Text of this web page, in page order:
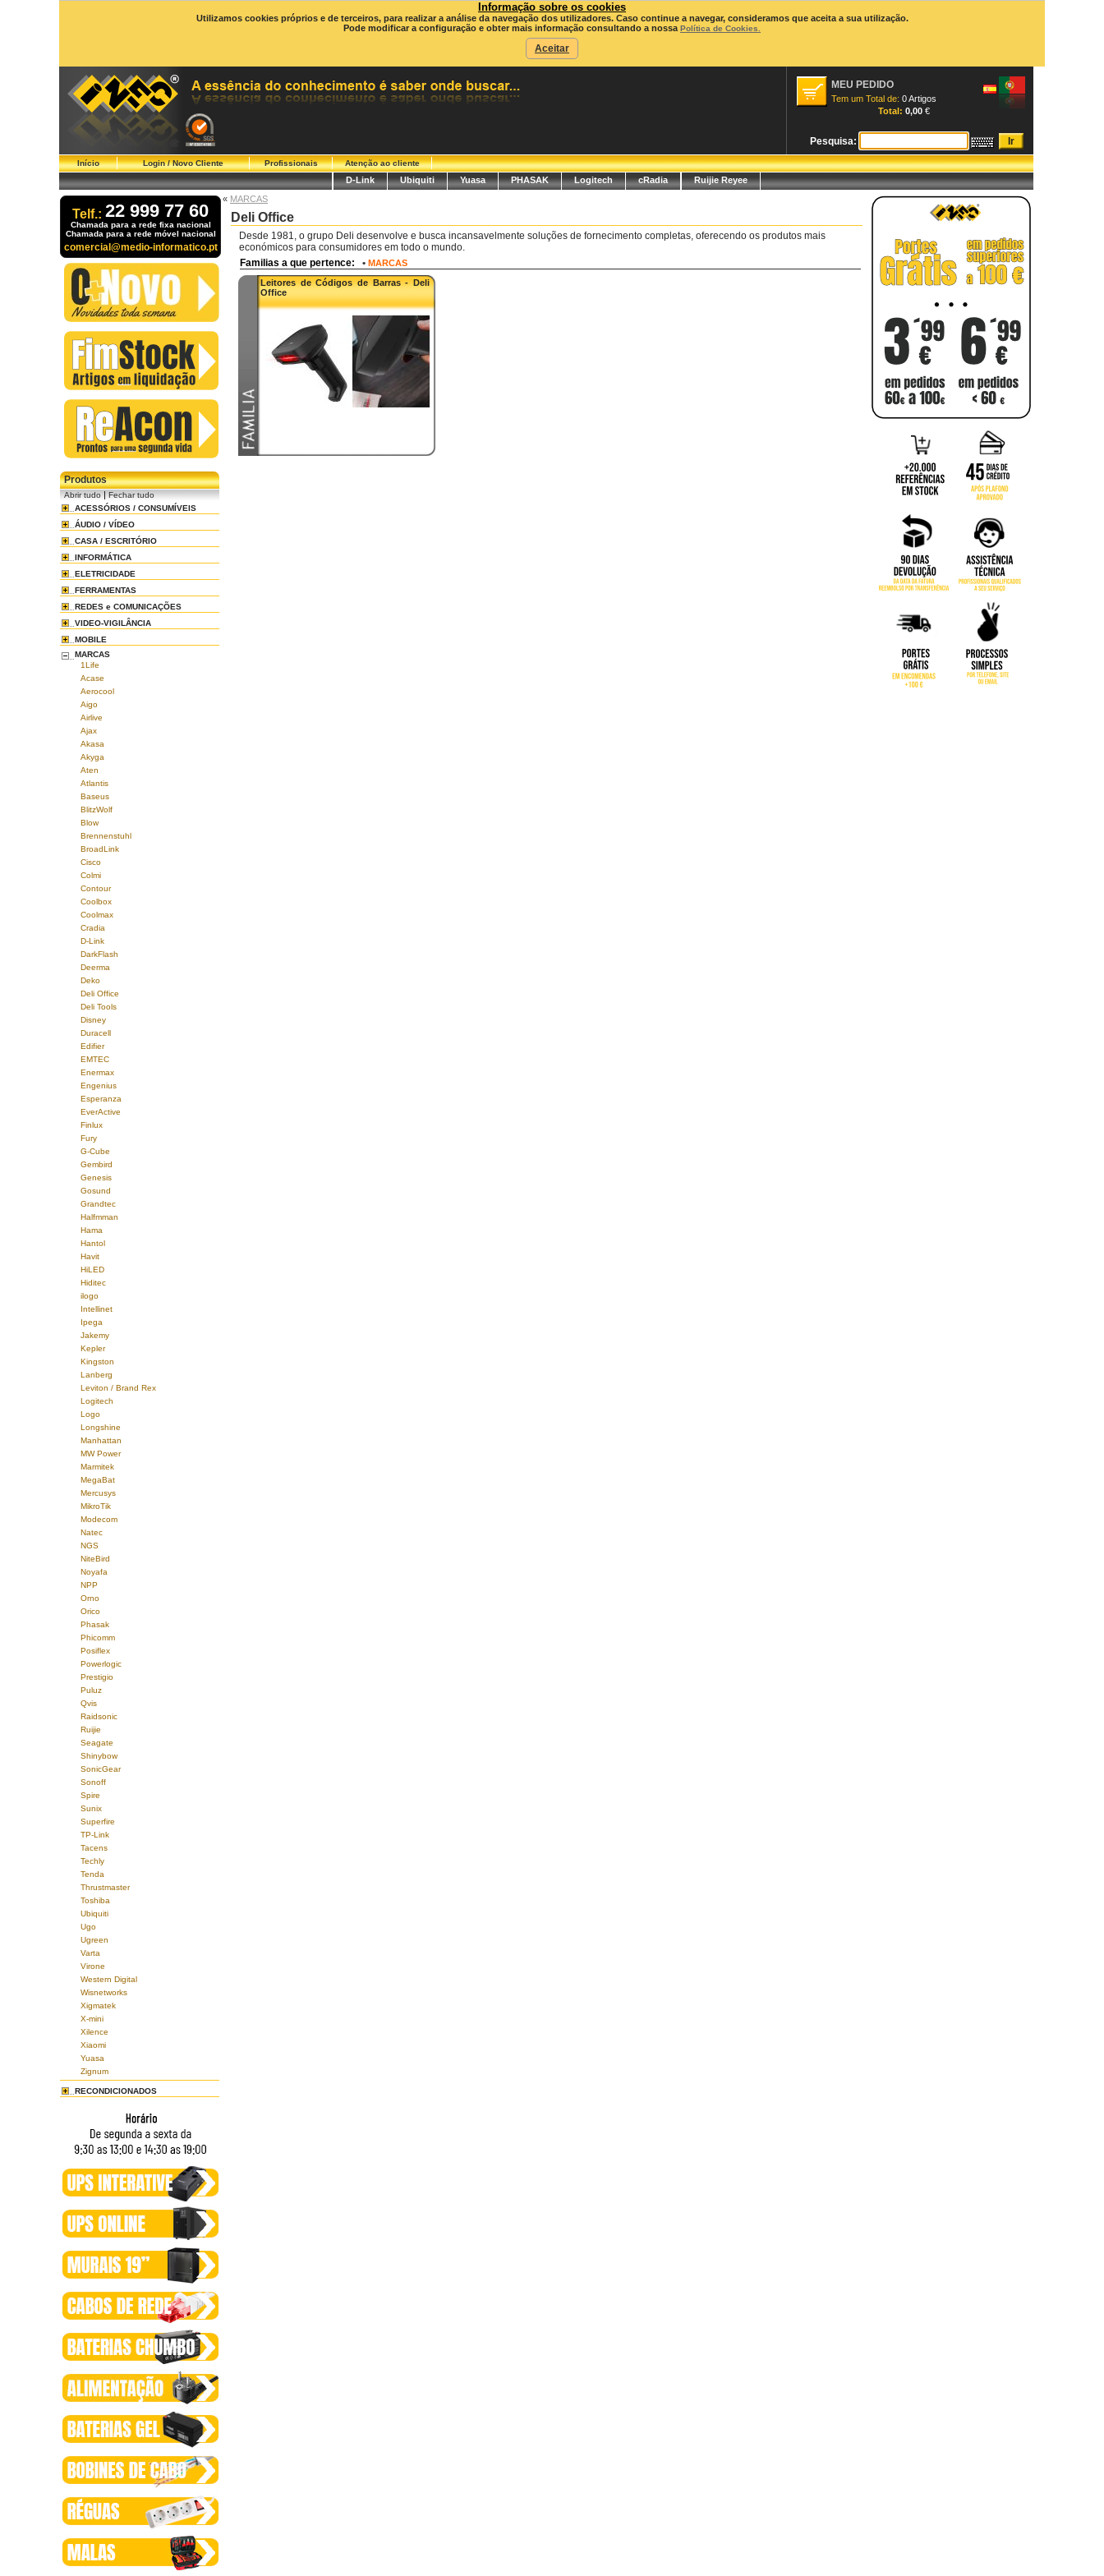
Informação sobre os cookies
Utilizamos cookies próprios e de terceiros, para realizar a análise da navegação dos utilizadores. Caso continue a navegar, consideramos que aceita a sua utilização.
Pode modificar a configuração e obter mais informação consultando a nossa Política de Cookies.
Aceitar
MEU PEDIDO
Tem um Total de: 0 Artigos
Total: 0,00 €
Pesquisa:
Início Login / Novo Cliente Profissionais Atenção ao cliente
D-Link Ubiquiti Yuasa PHASAK Logitech cRadia Ruijie Reyee
Telf.: 22 999 77 60
Chamada para a rede fixa nacional
Chamada para a rede móvel nacional
comercial@medio-informatico.pt
Produtos
Abrir tudo|Fechar tudo
ACESSÓRIOS / CONSUMÍVEIS
ÁUDIO / VÍDEO
CASA / ESCRITÓRIO
INFORMÁTICA
ELETRICIDADE
FERRAMENTAS
REDES e COMUNICAÇÕES
VIDEO-VIGILÂNCIA
MOBILE
MARCAS
1Life
Acase
Aerocool
Aigo
Airlive
Ajax
Akasa
Akyga
Aten
Atlantis
Baseus
BlitzWolf
Blow
Brennenstuhl
BroadLink
Cisco
Colmi
Contour
Coolbox
Coolmax
Cradia
D-Link
DarkFlash
Deerma
Deko
Deli Office
Deli Tools
Disney
Duracell
Edifier
EMTEC
Enermax
Engenius
Esperanza
EverActive
Finlux
Fury
G-Cube
Gembird
Genesis
Gosund
Grandtec
Halfmman
Hama
Hantol
Havit
HiLED
Hiditec
ilogo
Intellinet
Ipega
Jakemy
Kepler
Kingston
Lanberg
Leviton / Brand Rex
Logitech
Logo
Longshine
Manhattan
MW Power
Marmitek
MegaBat
Mercusys
MikroTik
Modecom
Natec
NGS
NiteBird
Noyafa
NPP
Orno
Orico
Phasak
Phicomm
Posiflex
Powerlogic
Prestigio
Puluz
Qvis
Raidsonic
Ruijie
Seagate
Shinybow
SonicGear
Sonoff
Spire
Sunix
Superfire
TP-Link
Tacens
Techly
Tenda
Thrustmaster
Toshiba
Ubiquiti
Ugo
Ugreen
Varta
Virone
Western Digital
Wisnetworks
Xigmatek
X-mini
Xilence
Xiaomi
Yuasa
Zignum
RECONDICIONADOS
« MARCAS
Deli Office
Desde 1981, o grupo Deli desenvolve e busca incansavelmente soluções de fornecimento completas, oferecendo os produtos mais
económicos para consumidores em todo o mundo.
Familias a que pertence: • MARCAS
Leitores de Códigos de Barras - Deli
Office